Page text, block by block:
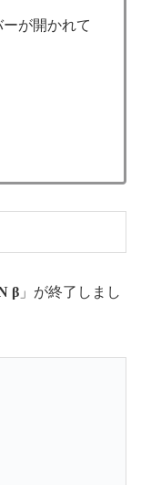
ーが開かれて
β 」が終了しまし